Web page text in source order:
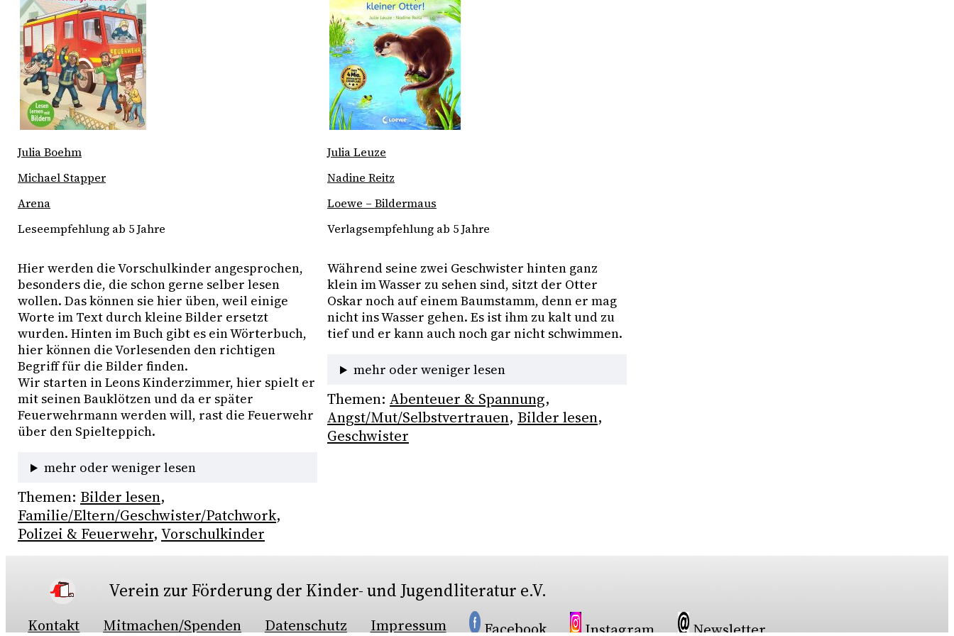
Julia Boehm
Michael Stapper
Arena
Leseempfehlung ab 5 Jahre
Hier werden die Vorschulkinder angesprochen,
besonders die, die schon gerne selber lesen
wollen. Das können sie hier üben, weil einige
Worte im Text durch kleine Bilder ersetzt
wurden. Hinten im Buch gibt es ein Wörterbuch,
hier können die Vorlesenden den richtigen
Begriff für die Bilder finden.
Wir starten in Leons Kinderzimmer, hier spielt er
mit seinen Bauklötzen und da er später
Feuerwehrmann werden will, rast die Feuerwehr
über den Spielteppich.
mehr oder weniger lesen
Themen: Bilder lesen
Familie/Eltern/Geschwister/Patchwork
Polizei & Feuerwehr, Vorschulkinder
Julia Leuze
Nadine Reitz
Loewe – Bildermaus
Verlagsempfehlung ab 5 Jahre
Während seine zwei Geschwister hinten ganz
klein im Wasser zu sehen sind, sitzt der Otter
Oskar noch auf einem Baumstamm, denn er mag
nicht ins Wasser gehen. Es ist ihm zu kalt und zu
tief und er kann auch noch gar nicht schwimmen.
mehr oder weniger lesen
Themen: Abenteuer & Spannung
Angst/Mut/Selbstvertrauen, Bilder lesen
Geschwister
Verein zur Förderung der Kinder- und Jugendliteratur e.V.
Kontakt Mitmachen/Spenden Datenschutz Impressum Facebook Instagram Newsletter